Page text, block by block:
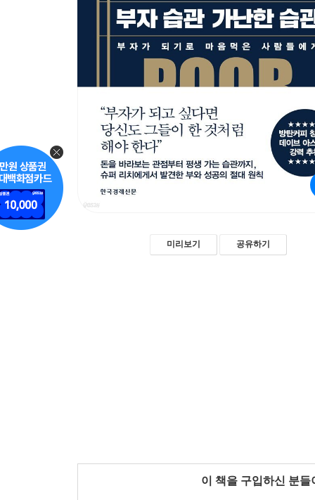
미리보기 공유하기
이 책을 구입하신 분